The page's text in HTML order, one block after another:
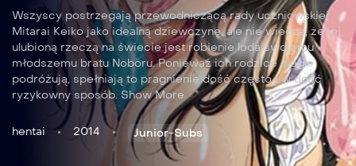
Wszyscy postrzegają przewodniczącą rady uczniowskiej
Mitarai Keiko jako idealną dziewczynę, ale nie wiedzą, że jej
ulubioną rzeczą na świecie jest robienie loda swojemu
młodszemu bratu Noboru. Ponieważ ich rodzice ciągle
podróżują, spełniają to pragnienie dość często i w dość
ryzykowny sposób. Show More
hentai 2014 Junior-Subs